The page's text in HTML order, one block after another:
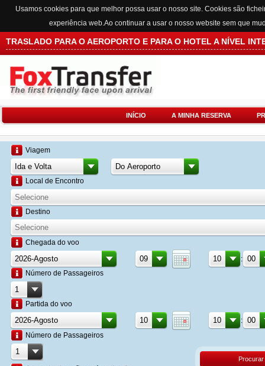
Usamos cookies para que melhor possa usar o nosso site. Cookies são
experiência web.Ao continuar a usar o nosso website sem que
TRASLADO PARA O AEROPORTO E PARA O HOTEL A NÍVEL
INÍCIO A MINHA RESERVA
Viagem
Local de Encontro
Destino
Chegada do voo
:
Número de Passageiros
Partida do voo
:
Número de Passageiros
Procurar